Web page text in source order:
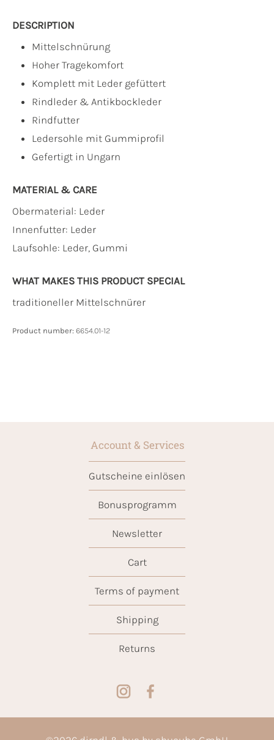
DESCRIPTION
Mittelschnürung
Hoher Tragekomfort
Komplett mit Leder gefüttert
Rindleder & Antikbockleder
Rindfutter
Ledersohle mit Gummiprofil
Gefertigt in Ungarn
MATERIAL & CARE
Obermaterial: Leder
Innenfutter: Leder
Laufsohle: Leder, Gummi
WHAT MAKES THIS PRODUCT SPECIAL
traditioneller Mittelschnürer
Product number: 6654.01-12
Account & Services
Gutscheine einlösen
Bonusprogramm
Newsletter
Cart
Terms of payment
Shipping
Returns